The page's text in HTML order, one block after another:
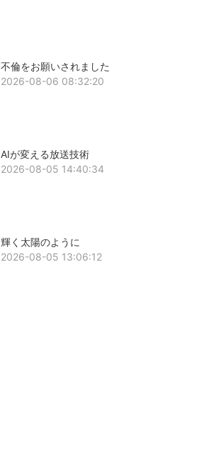
不倫をお願いされました
2026-08-06 08:32:20
AIが変える放送技術
2026-08-05 14:40:34
輝く太陽のように
2026-08-05 13:06:12